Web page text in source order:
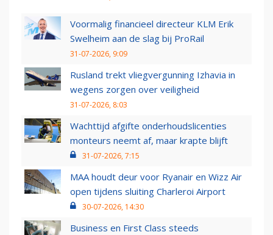
Voormalig financieel directeur KLM Erik
Swelheim aan de slag bij ProRail
31-07-2026, 9:09
Rusland trekt vliegvergunning Izhavia in
wegens zorgen over veiligheid
31-07-2026, 8:03
Wachttijd afgifte onderhoudslicenties
monteurs neemt af, maar krapte blijft
31-07-2026, 7:15
MAA houdt deur voor Ryanair en Wizz Air
open tijdens sluiting Charleroi Airport
30-07-2026, 14:30
Business en First Class steeds